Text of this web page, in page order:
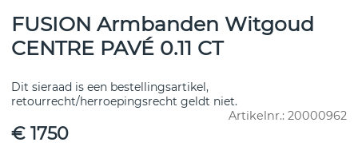
FUSION Armbanden Witgoud
CENTRE PAVÉ 0.11 CT
Dit sieraad is een bestellingsartikel,
retourrecht/herroepingsrecht geldt niet.
Artikelnr.: 20000962
€ 1750